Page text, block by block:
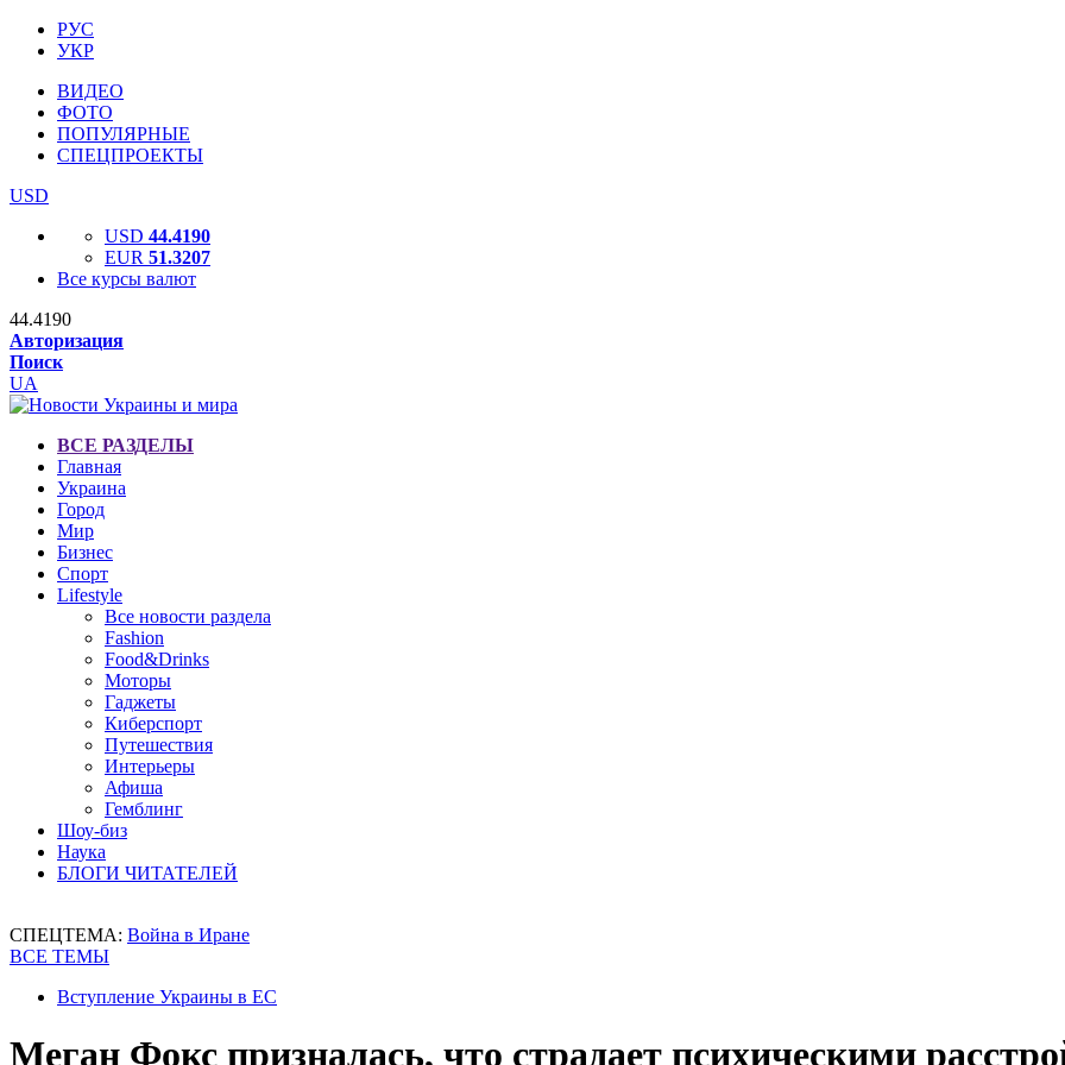
РУС
УКР
ВИДЕО
ФОТО
ПОПУЛЯРНЫЕ
СПЕЦПРОЕКТЫ
USD
USD 44.4190
EUR 51.3207
Все курсы валют
44.4190
Авторизация
Поиск
UA
ВСЕ РАЗДЕЛЫ
Главная
Украина
Город
Мир
Бизнес
Спорт
Lifestyle
Все новости раздела
Fashion
Food&Drinks
Моторы
Гаджеты
Киберспорт
Путешествия
Интерьеры
Афиша
Гемблинг
Шоу-биз
Наука
БЛОГИ ЧИТАТЕЛЕЙ
СПЕЦТЕМА: Война в Иране
ВСЕ ТЕМЫ
Вступление Украины в ЕС
Меган Фокс призналась, что страдает психическими